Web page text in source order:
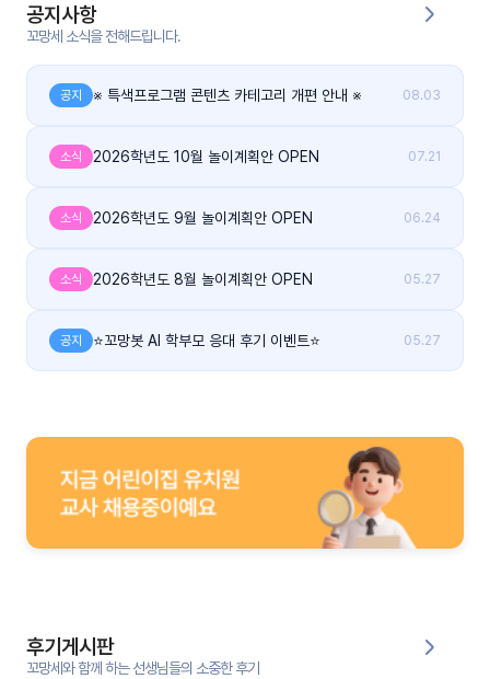
그
공지사항
꼬망세 소식을 전해드립니다.
공지 ※ 특색프로그램 콘텐츠 카테고리 개편 안내 ※ 08.03
소식 2026학년도 10월 놀이계획안 OPEN 07.21
소식 2026학년도 9월 놀이계획안 OPEN 06.24
소식 2026학년도 8월 놀이계획안 OPEN 05.27
공지 ⭐꼬망봇 AI 학부모 응대 후기 이벤트⭐ 05.27
후기게시판
꼬망세와 함께 하는 선생님들의 소중한 후기